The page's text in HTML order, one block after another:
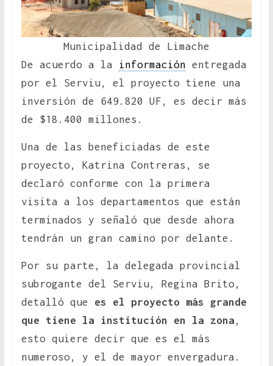
Municipalidad de Limache
De acuerdo a la
información entregada
por el Serviu, el proyecto tiene una
inversión de 649.820 UF, es decir más
de $18.400 millones.
Una de las beneficiadas de este
proyecto, Katrina Contreras, se
declaró conforme con la primera
visita a los departamentos que están
terminados y señaló que desde ahora
tendrán un gran camino por delante.
Por su parte, la delegada provincial
subrogante del Serviu, Regina Brito,
detalló que es el proyecto más grande
que tiene la institución en la zona ,
esto quiere decir que es el más
numeroso, y el de mayor envergadura.